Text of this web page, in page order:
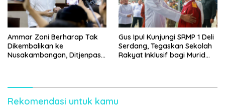
Ammar Zoni Berharap Tak
Dikembalikan ke
Nusakambangan, Ditjenpas
Gus Ipul Kunjungi SRMP 1 Deli
Serdang, Tegaskan Sekolah
Rakyat Inklusif bagi Murid
Rekomendasi untuk kamu